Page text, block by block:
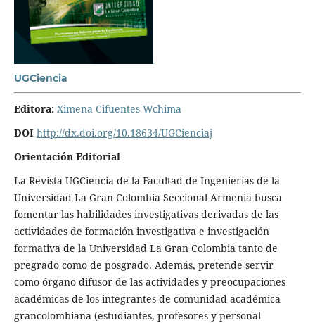
UGCiencia
Editora: Ximena Cifuentes Wchima
DOI http://dx.doi.org/10.18634/UGCienciaj
Orientación Editorial
La Revista UGCiencia de la Facultad de Ingenierías de la
Universidad La Gran Colombia Seccional Armenia busca
fomentar las habilidades investigativas derivadas de las
actividades de formación investigativa e investigación
formativa de la Universidad La Gran Colombia tanto de
pregrado como de posgrado. Además, pretende servir
como órgano difusor de las actividades y preocupaciones
académicas de los integrantes de comunidad académica
grancolombiana (estudiantes, profesores y personal